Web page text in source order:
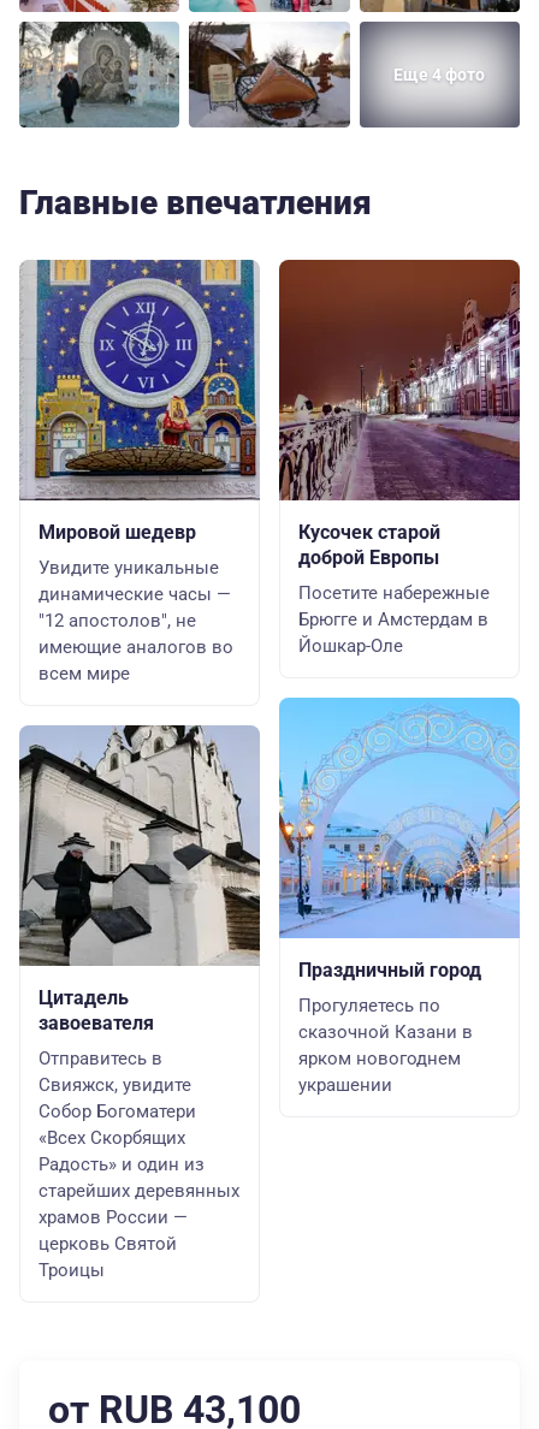
Еще 4 фото
Главные впечатления
Мировой шедевр
Увидите уникальные
динамические часы —
"12 апостолов", не
имеющие аналогов во
всем мире
Цитадель
завоевателя
Отправитесь в
Свияжск, увидите
Собор Богоматери
«Всех Скорбящих
Радость» и один из
старейших деревянных
храмов России —
церковь Святой
Троицы
Кусочек старой
доброй Европы
Посетите набережные
Брюгге и Амстердам в
Йошкар-Оле
Праздничный город
Прогуляетесь по
сказочной Казани в
ярком новогоднем
украшении
от RUB 43,100